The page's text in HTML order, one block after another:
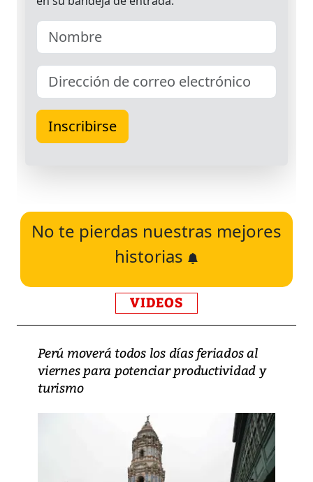
No te pierdas nuestras mejores
historias
VIDEOS
Perú moverá todos los días feriados al
viernes para potenciar productividad y
turismo